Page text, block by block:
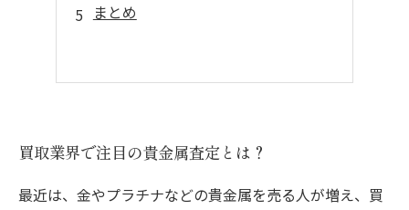
まとめ
買取業界で注目の貴金属査定とは？
最近は、金やプラチナなどの貴金属を売る人が増え、買